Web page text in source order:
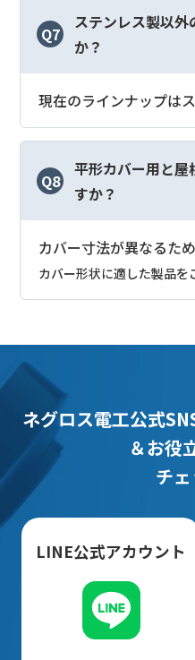
Q7
ステンレス製以
か？
現在のラインナップは
Q8
平形カバー用と屋
すか？
カバー寸法が異なるた
カバー形状に適した製品を
ネグロス電工公式
＆お役
チェ
LINE公式アカウント